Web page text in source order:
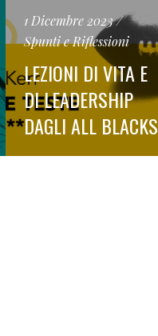
1 Dicembre 2023
Spunti e Riflessioni
LEZIONI DI VITA E
DI LEADERSHIP
DAGLI ALL BLACKS